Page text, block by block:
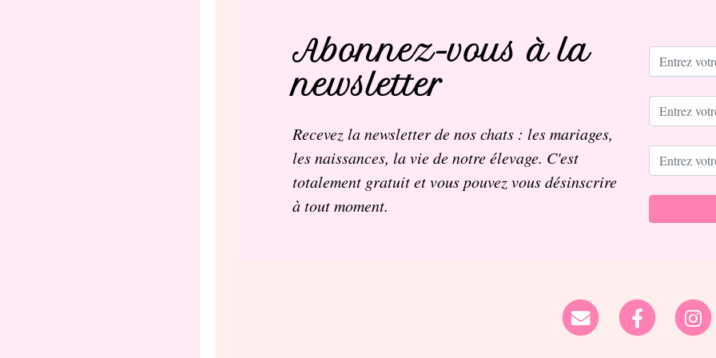
Abonnez-vous à la
newsletter
Recevez la newsletter de nos chats : les mariages,
les naissances, la vie de notre élevage. C'est
totalement gratuit et vous pouvez vous désinscrire
à tout moment.